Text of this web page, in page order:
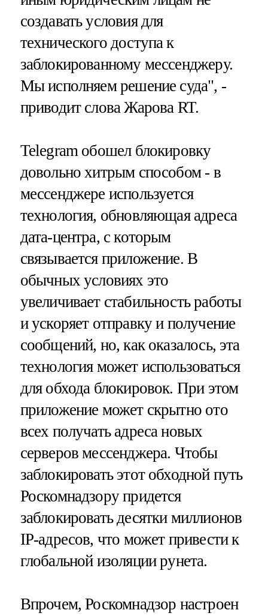
создавать условия для
технического доступа к
заблокированному мессенджеру.
Мы исполняем решение суда", -
приводит слова Жарова RT.
Telegram обошел блокировку
довольно хитрым способом - в
мессенджере используется
технология, обновляющая адреса
дата-центра, с которым
связывается приложение. В
обычных условиях это
увеличивает стабильность работы
и ускоряет отправку и получение
сообщений, но, как оказалось, эта
технология может использоваться
для обхода блокировок. При этом
приложение может скрытно ото
всех получать адреса новых
серверов мессенджера. Чтобы
заблокировать этот обходной путь
Роскомнадзору придется
заблокировать десятки миллионов
IP-адресов, что может привести к
глобальной изоляции рунета.
Впрочем, Роскомнадзор настроен